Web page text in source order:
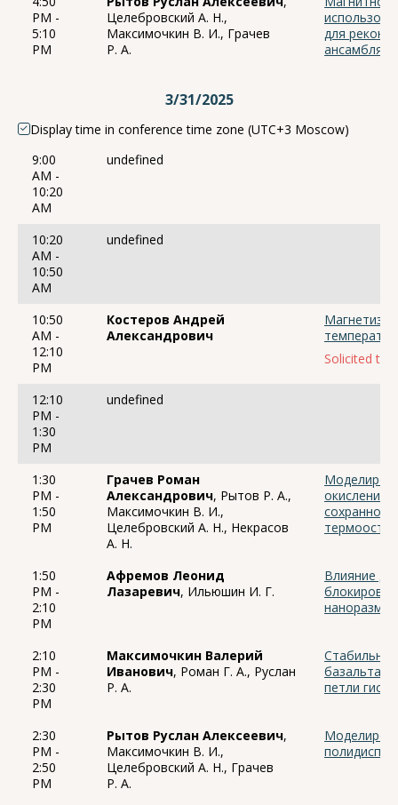
PM -
5:10
PM
Целебровский А. Н.,
Максимочкин В. И., Грачев
Р. А.
для
ансамблях
3/31/2025
Display time in conference time zone (UTC+3 Moscow)
9:00
AM -
10:20
AM
undefined
10:20
AM -
10:50
AM
undefined
10:50
AM -
12:10
PM
Костеров Андрей
Александрович
Магнетизм
Solicited talk
12:10
PM -
1:30
PM
undefined
1:30
PM -
1:50
PM
Грачев Роман
Александрович, Рытов Р. А.,
Максимочкин В. И.,
Целебровский А. Н., Некрасов
А. Н.
окисления
1:50
PM -
2:10
PM
Афремов Леонид
Лазаревич, Ильюшин И. Г.
Влияние
2:10
PM -
2:30
PM
Максимочкин Валерий
Иванович, Роман Г. А., Руслан
Р. А.
базальта
петли
2:30
PM -
2:50
PM
Рытов Руслан Алексеевич,
Максимочкин В. И.,
Целебровский А. Н., Грачев
Р. А.